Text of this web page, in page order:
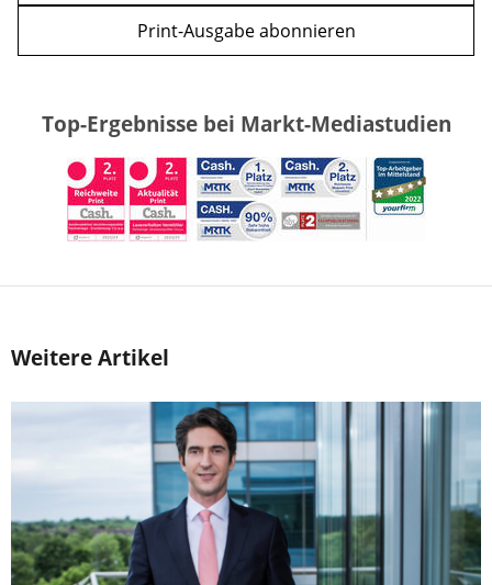
Print-Ausgabe abonnieren
Top-Ergebnisse bei Markt-Mediastudien
Weitere Artikel